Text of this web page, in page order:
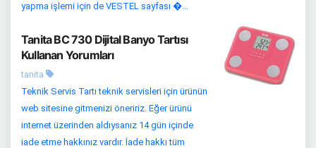
yapma işlemi için de VESTEL sayfası �...
Tanita BC 730 Dijital Banyo Tartısı
Kullanan Yorumları
tanita
Teknik Servis Tartı teknik servisleri için ürünün
web sitesine gitmenizi öneririz. Eğer ürünü
internet üzerinden aldıysanız 14 gün içinde
iade etme hakkınız vardır. İade hakkı tüm